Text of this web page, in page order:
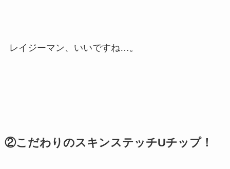
レイジーマン、いいですね…。
②こだわりのスキンステッチUチップ！